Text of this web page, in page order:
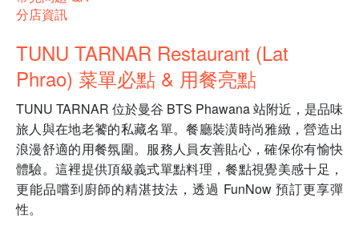
分店資訊
TUNU TARNAR Restaurant (Lat
Phrao) 菜單必點 & 用餐亮點
TUNU TARNAR 位於曼谷 BTS Phawana 站附近，是品味
旅人與在地老饕的私藏名單。餐廳裝潢時尚雅緻，營造出
浪漫舒適的用餐氛圍。服務人員友善貼心，確保你有愉快
體驗。這裡提供頂級義式單點料理，餐點視覺美感十足，
更能品嚐到廚師的精湛技法，透過 FunNow 預訂更享彈
性。